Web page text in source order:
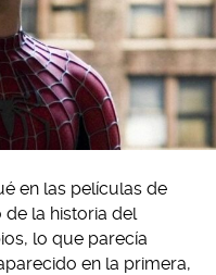
en las películas de
la historia del
lo que parecía
en la primera,